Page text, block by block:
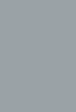
des
Daten zu
Person